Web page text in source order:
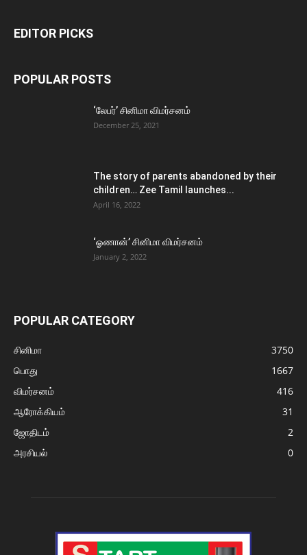
EDITOR PICKS
POPULAR POSTS
‘லேபர்’ சினிமா விமர்சனம்
December 25, 2021
The story of parents abandoned by their
children… Zee Tamil launches...
April 16, 2022
‘ஓணான்’ சினிமா விமர்சனம்
January 2, 2022
POPULAR CATEGORY
சினிமா
3750
பொது
1667
விமர்சனம்
416
ஆரோக்கியம்
31
ஜோதிடம்
2
அரசியல்
0